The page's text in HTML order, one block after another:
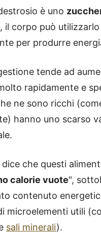
è uno
, il corpo può utilizzarlo
per produrre
tende ad
rapidamente e
ne sono ricchi
hanno uno scarso
dice che questi
calorie vuote",
contenuto
microelementi utili
sali minerali).